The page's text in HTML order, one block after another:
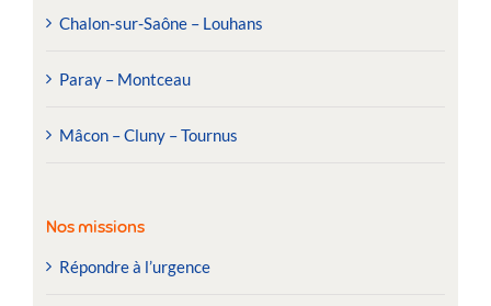
Chalon-sur-Saône – Louhans
Paray – Montceau
Mâcon – Cluny – Tournus
Nos missions
Répondre à l’urgence